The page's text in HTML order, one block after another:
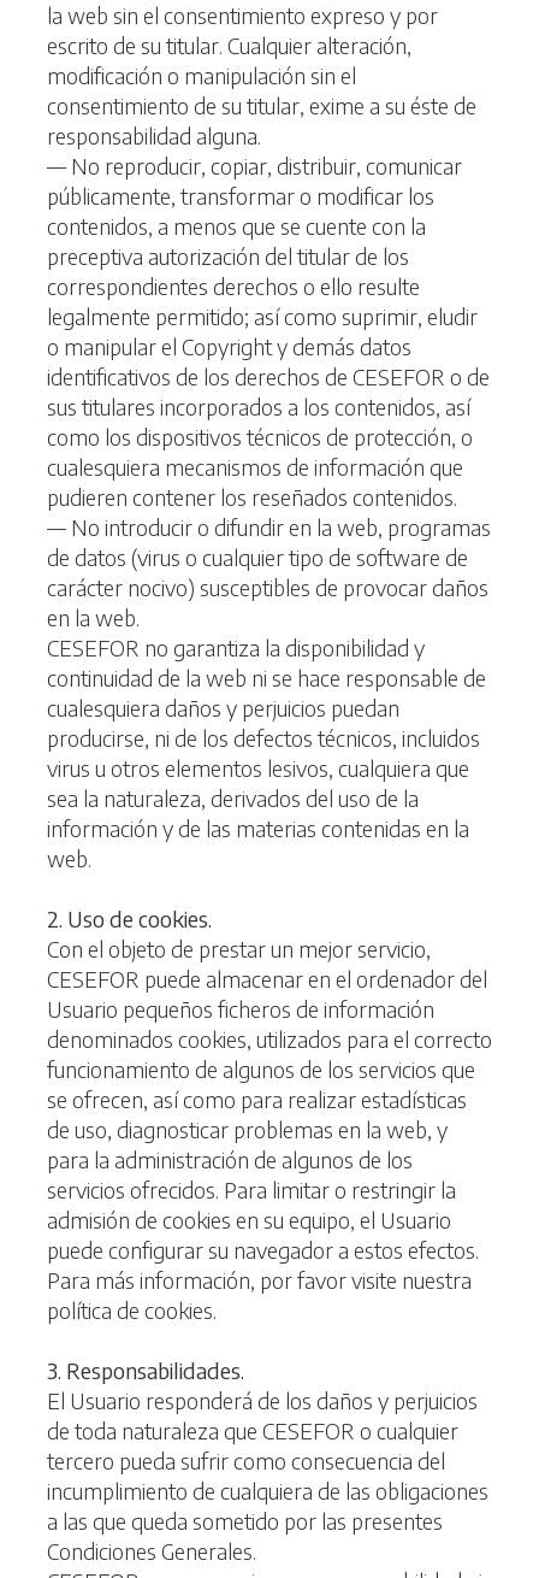
la web sin el consentimiento expreso y por
escrito de su titular. Cualquier alteración,
modificación o manipulación sin el
consentimiento de su titular, exime a su éste de
responsabilidad alguna.
— No reproducir, copiar, distribuir, comunicar
públicamente, transformar o modificar los
contenidos, a menos que se cuente con la
preceptiva autorización del titular de los
correspondientes derechos o ello resulte
legalmente permitido; así como suprimir, eludir
o manipular el Copyright y demás datos
identificativos de los derechos de CESEFOR o de
sus titulares incorporados a los contenidos, así
como los dispositivos técnicos de protección, o
cualesquiera mecanismos de información que
pudieren contener los reseñados contenidos.
— No introducir o difundir en la web, programas
de datos (virus o cualquier tipo de software de
carácter nocivo) susceptibles de provocar daños
en la web.
CESEFOR no garantiza la disponibilidad y
continuidad de la web ni se hace responsable de
cualesquiera daños y perjuicios puedan
producirse, ni de los defectos técnicos, incluidos
virus u otros elementos lesivos, cualquiera que
sea la naturaleza, derivados del uso de la
información y de las materias contenidas en la
web.
2. Uso de cookies.
Con el objeto de prestar un mejor servicio,
CESEFOR puede almacenar en el ordenador del
Usuario pequeños ficheros de información
denominados cookies, utilizados para el correcto
funcionamiento de algunos de los servicios que
se ofrecen, así como para realizar estadísticas
de uso, diagnosticar problemas en la web, y
para la administración de algunos de los
servicios ofrecidos. Para limitar o restringir la
admisión de cookies en su equipo, el Usuario
puede configurar su navegador a estos efectos.
Para más información, por favor visite nuestra
política de cookies.
3. Responsabilidades.
El Usuario responderá de los daños y perjuicios
de toda naturaleza que CESEFOR o cualquier
tercero pueda sufrir como consecuencia del
incumplimiento de cualquiera de las obligaciones
a las que queda sometido por las presentes
Condiciones Generales.